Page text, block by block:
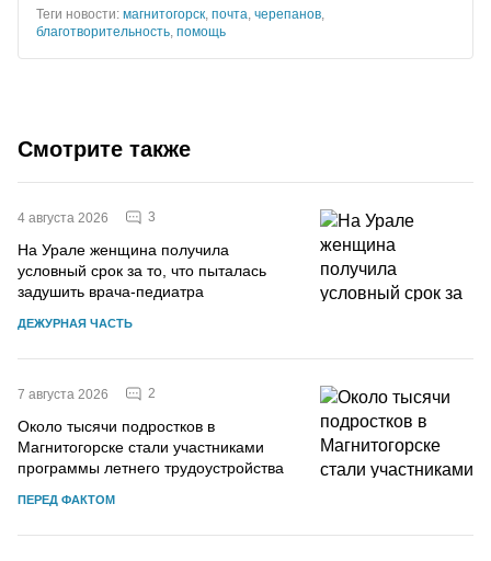
Теги новости: магнитогорск почта черепанов
благотворительность помощь
Смотрите также
4 августа 2026 3
На Урале женщина получила
условный срок за то, что пыталась
задушить врача-педиатра
ДЕЖУРНАЯ ЧАСТЬ
7 августа 2026 2
Около тысячи подростков в
Магнитогорске стали участниками
программы летнего трудоустройства
ПЕРЕД ФАКТОМ